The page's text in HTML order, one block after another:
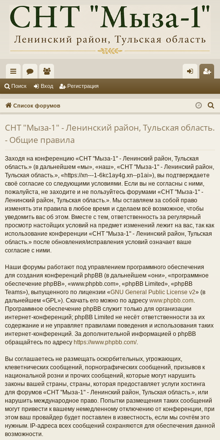
с
ы
лк
и
ум
ы
ол
ьз
ов
ат
ел
и
д ис
тр
ац
Поиск Вход Регистрация
Список форумов
о
СНТ "Мыза-1" - Ленинский район, Тульская область.
- Общие правила
Заходя на конференцию «СНТ "Мыза-1" - Ленинский район, Тульская
область.» (в дальнейшем «мы», «наш», «СНТ "Мыза-1" - Ленинский район,
Тульская область.», «https://xn---1-6kc1ay4g.xn--p1ai»), вы подтверждаете
своё согласие со следующими условиями. Если вы не согласны с ними,
пожалуйста, не заходите и не пользуйтесь форумами «СНТ "Мыза-1" -
Ленинский район, Тульская область.». Мы оставляем за собой право
изменять эти правила в любое время и сделаем всё возможное, чтобы
уведомить вас об этом. Вместе с тем, ответственность за регулярный
просмотр настойщих условий на предмет изменений лежит на вас, так как
использование конференции «СНТ "Мыза-1" - Ленинский район, Тульская
область.» после обновления/исправления условий означает ваше
согласие с ними.
Наши форумы работают под управлением программного обеспечения
для создания конференций phpBB (в дальнейшем «они», «программное
обеспечение phpBB», «www.phpbb.com», «phpBB Limited», «phpBB
Teams»), выпущенного по лицензии «GNU General Public License v2» (в
дальнейшем «GPL»). Скачать его можно по адресу www.phpbb.com
Программное обеспечение phpBB служит только для организации
интернет-конференций; phpBB Limited не несёт ответственности за их
содержание и не управляет правилами поведения и использования таких
интернет-конференций. За дополнительной информацией о phpBB
обращайтесь по адресу https://www.phpbb.com/.
Вы соглашаетесь не размещать оскорбительных, угрожающих,
клеветнических сообщений, порнографических сообщений, призывов к
национальной розни и прочих сообщений, которые могут нарушить
законы вашей страны, страны, которая предоставляет услуги хостинга
для форумов «СНТ "Мыза-1" - Ленинский район, Тульская область.», или
нарушить международное право. Попытки размещения таких сообщений
могут привести к вашему немедленному отключению от конференции, при
этом ваш провайдер будет поставлен в известность, если мы сочтём это
нужным. IP-адреса всех сообщений сохраняются для обеспечения данной
возможности.